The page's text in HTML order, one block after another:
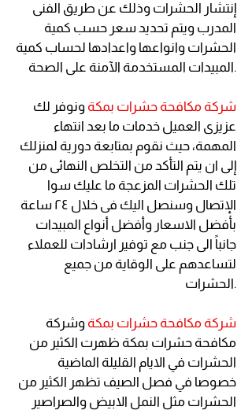
إنتشار الحشرات وذلك عن طريق الفنى
المدرب ويتم تحديد سعر حسب كمية
الحشرات وانواعها واعدادها لحساب كمية
المبيدات المستخدمة الآمنة على الصحة.
شركة مكافحة حشرات بمكة ونوفر لك
عزيزى العميل خدمات ما بعد انتهاء
المهمة، حيث نقوم بمتابعة دورية لمنزلك
إلى ان يتم التأكد من التخلص النهائى من
تلك الحشرات المزعجة ما عليك سوا
الإتصال وسنصل اليك فى خلال ٢٤ ساعة
بأفضل الاسعار وأفضل أنواع المبيدات
جانباً الى جنب مع توفير ارشادات للعملاء
لتساعدهم على الوقاية من جميع
الحشرات.
شركة مكافحة حشرات بمكة وشركة
مكافحة حشرات بمكة ظهرت الكثير من
الحشرات في الايام القليلة الماضية
خصوصا في فصل الصيف تظهر الكثير من
الحشرات مثل النمل الابيض والصراصير